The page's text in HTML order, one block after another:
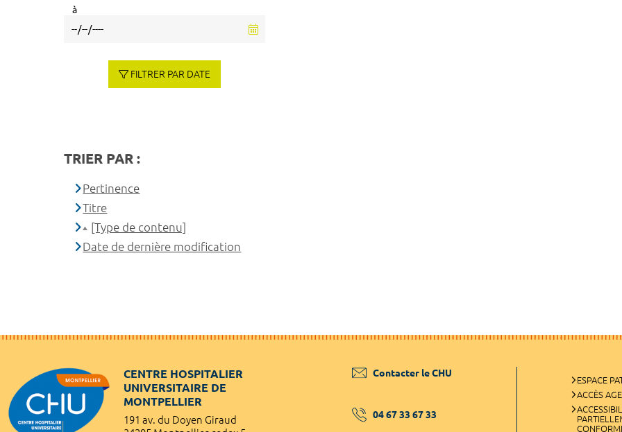
à
FILTRER PAR DATE
TRIER PAR :
Pertinence
Titre
[Type de contenu]
Date de dernière modification
CENTRE HOSPITALIER
UNIVERSITAIRE DE
MONTPELLIER
191 av. du Doyen Giraud
Contacter le CHU
04 67 33 67 33
ESPACE
ACCÈS